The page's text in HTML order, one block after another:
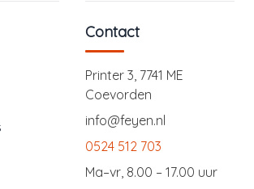
Contact
Printer 3, 7741 ME
Coevorden
info@feyen.nl
0524 512 703
Ma–vr, 8.00 – 17.00 uur